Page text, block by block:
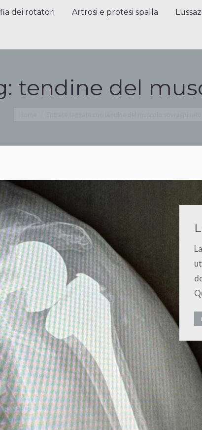
dei rotatori Artrosi e protesi spalla
tendine del
dei rotatori Artrosi e protesi spalla